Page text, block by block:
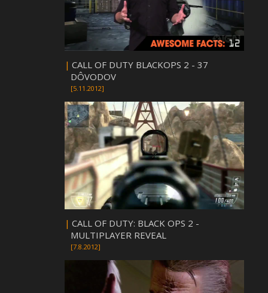
| CALL OF DUTY BLACKOPS 2 - 37
DÔVODOV
[5.11.2012]
| CALL OF DUTY: BLACK OPS 2 -
MULTIPLAYER REVEAL
[7.8.2012]